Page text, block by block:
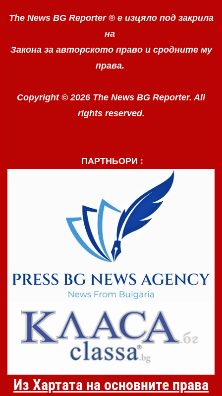
The News BG Reporter ® е изцяло под закрила
на
Закона за авторското право и сродните му
права.
Copyright © 2026 The News BG Reporter. All
rights reserved.
ПАРТНЬОРИ :
Из Хартата на основните права